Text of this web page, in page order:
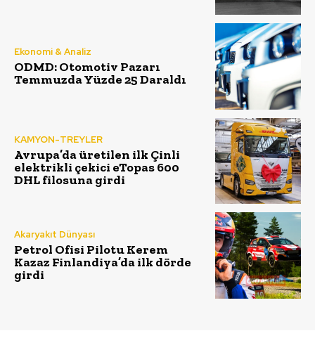
Ekonomi & Analiz
ODMD: Otomotiv Pazarı
Temmuzda Yüzde 25 Daraldı
KAMYON-TREYLER
Avrupa’da üretilen ilk Çinli
elektrikli çekici eTopas 600
DHL filosuna girdi
Akaryakıt Dünyası
Petrol Ofisi Pilotu Kerem
Kazaz Finlandiya’da ilk dörde
girdi